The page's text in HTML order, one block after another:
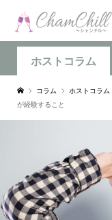
ホストコラム
コラム ホストコラム
が経験すること